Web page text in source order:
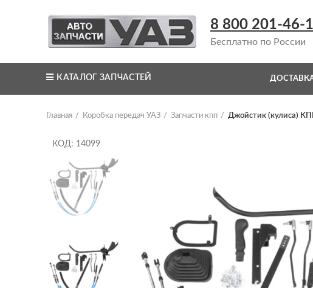
8 800 201-46-
Бесплатно по России
КАТАЛОГ ЗАПЧАСТЕЙ
Главная Коробка передач УАЗ Запчасти кпп Джойстик (кулиса)
КОД: 14099